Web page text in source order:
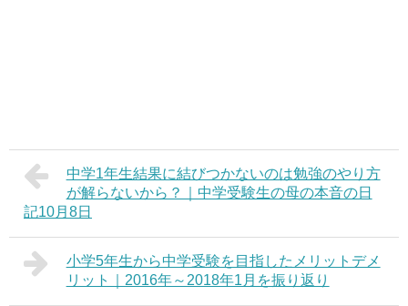
中学1年生結果に結びつかないのは勉強のやり方
が解らないから？｜中学受験生の母の本音の日
記10月8日
小学5年生から中学受験を目指したメリットデメ
リット｜2016年～2018年1月を振り返り